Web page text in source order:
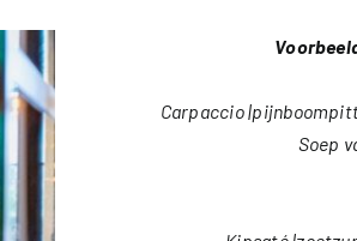
Carpaccio
Soep